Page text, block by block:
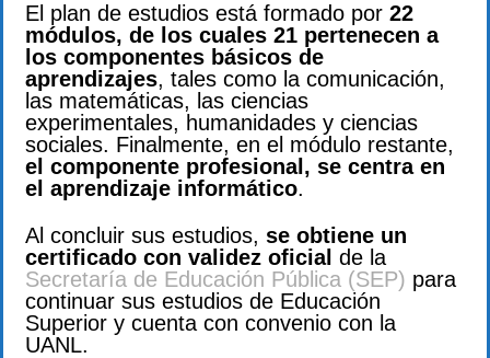
El plan de estudios está formado por 22
módulos, de los cuales 21 pertenecen a
los componentes básicos de
aprendizajes, tales como la comunicación,
las matemáticas, las ciencias
experimentales, humanidades y ciencias
sociales. Finalmente, en el módulo restante,
el componente profesional, se centra en
el aprendizaje informático.
Al concluir sus estudios, se obtiene un
certificado con validez oficial de la
Secretaría de Educación Pública (SEP) para
continuar sus estudios de Educación
Superior y cuenta con convenio con la
UANL.